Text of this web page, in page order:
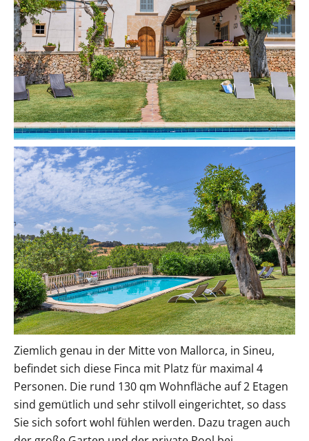
Ziemlich genau in der Mitte von Mallorca, in Sineu,
befindet sich diese Finca mit Platz für maximal 4
Personen. Die rund 130 qm Wohnfläche auf 2 Etagen
sind gemütlich und sehr stilvoll eingerichtet, so dass
Sie sich sofort wohl fühlen werden. Dazu tragen auch